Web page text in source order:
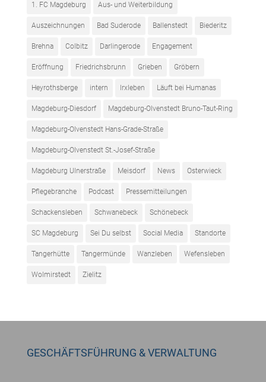
1. FC Magdeburg Aus- und Weiterbildung
Auszeichnungen Bad Suderode Ballenstedt Biederitz
Brehna Colbitz Darlingerode Engagement
Eröffnung Friedrichsbrunn Grieben Gröbern
Heyrothsberge intern Irxleben Läuft bei Humanas
Magdeburg-Diesdorf Magdeburg-Olvenstedt Bruno-Taut-Ring
Magdeburg-Olvenstedt Hans-Grade-Straße
Magdeburg-Olvenstedt St.-Josef-Straße
Magdeburg Ulnerstraße Meisdorf News Osterwieck
Pflegebranche Podcast Pressemitteilungen
Schackensleben Schwanebeck Schönebeck
SC Magdeburg Sei Du selbst Social Media Standorte
Tangerhütte Tangermünde Wanzleben Wefensleben
Wolmirstedt Zielitz
GESCHÄFTSFÜHRUNG & VERWALTUNG